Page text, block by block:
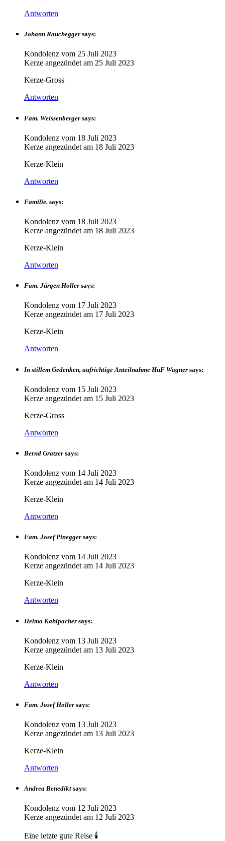
Antworten
Johann Rauchegger says:
Kondolenz vom 25 Juli 2023
Kerze angezündet am 25 Juli 2023
Kerze-Gross
Antworten
Fam. Weissenberger says:
Kondolenz vom 18 Juli 2023
Kerze angezündet am 18 Juli 2023
Kerze-Klein
Antworten
Familie. says:
Kondolenz vom 18 Juli 2023
Kerze angezündet am 18 Juli 2023
Kerze-Klein
Antworten
Fam. Jürgen Holler says:
Kondolenz vom 17 Juli 2023
Kerze angezündet am 17 Juli 2023
Kerze-Klein
Antworten
In stillem Gedenken, aufrichtige Anteilnahme HuF Wagner says:
Kondolenz vom 15 Juli 2023
Kerze angezündet am 15 Juli 2023
Kerze-Gross
Antworten
Bernd Gratzer says:
Kondolenz vom 14 Juli 2023
Kerze angezündet am 14 Juli 2023
Kerze-Klein
Antworten
Fam. Josef Pinegger says:
Kondolenz vom 14 Juli 2023
Kerze angezündet am 14 Juli 2023
Kerze-Klein
Antworten
Helma Kahlpacher says:
Kondolenz vom 13 Juli 2023
Kerze angezündet am 13 Juli 2023
Kerze-Klein
Antworten
Fam. Josef Holler says:
Kondolenz vom 13 Juli 2023
Kerze angezündet am 13 Juli 2023
Kerze-Klein
Antworten
Andrea Benedikt says:
Kondolenz vom 12 Juli 2023
Kerze angezündet am 12 Juli 2023
Eine letzte gute Reise 🕯